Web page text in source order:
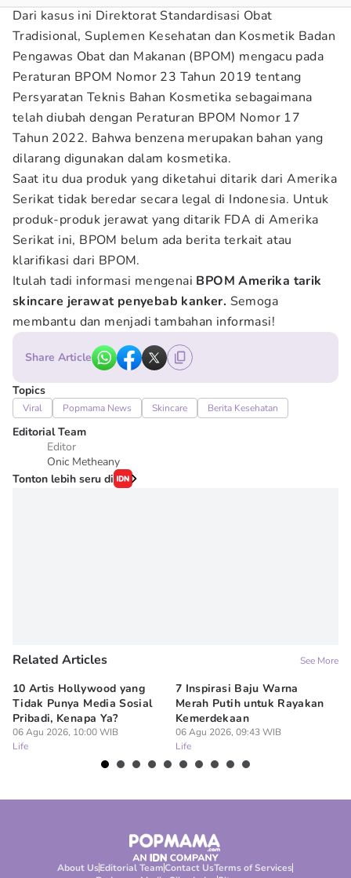
Dari kasus ini Direktorat Standardisasi Obat
Tradisional, Suplemen Kesehatan dan Kosmetik Badan
Pengawas Obat dan Makanan (BPOM) mengacu pada
Peraturan BPOM Nomor 23 Tahun 2019 tentang
Persyaratan Teknis Bahan Kosmetika sebagaimana
telah diubah dengan Peraturan BPOM Nomor 17
Tahun 2022. Bahwa benzena merupakan bahan yang
dilarang digunakan dalam kosmetika.
Saat itu dua produk yang diketahui ditarik dari Amerika
Serikat tidak beredar secara legal di Indonesia. Untuk
produk-produk jerawat yang ditarik FDA di Amerika
Serikat ini, BPOM belum ada berita terkait atau
klarifikasi dari BPOM.
Itulah tadi informasi mengenai BPOM Amerika tarik
skincare jerawat penyebab kanker. Semoga
membantu dan menjadi tambahan informasi!
Share Article
Topics
Viral Popmama News Skincare Berita Kesehatan
Editorial Team
Editor
Onic Metheany
Tonton lebih seru di
Related Articles See More
10 Artis Hollywood yang
Tidak Punya Media Sosial
Pribadi, Kenapa Ya?
06 Agu 2026, 10:00 WIB
Life
7 Inspirasi Baju Warna
Merah Putih untuk Rayakan
Kemerdekaan
06 Agu 2026, 09:43 WIB
Life
About UsEditorial TeamContact UsTerms of Services